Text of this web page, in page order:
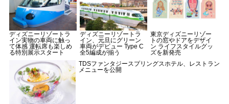
ディズニーリゾートラ
イン実物の車両に触っ
て体感 運転席も楽しめ
る特別展示スタート
ディズニーリゾートラ
イン、元旦にグリーン
車両がデビュー Type C
全5編成が揃う
東京ディズニーリゾー
トの窓やドアをデザイ
ン ライフスタイルグッ
ズを新発売
TDSファンタジースプリングスホテル、レストラン
メニューを公開